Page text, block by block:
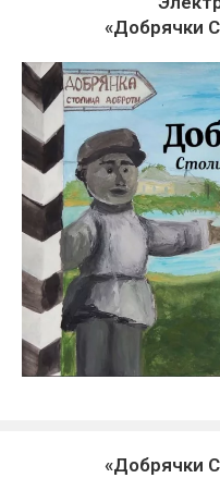
«Добрячки
«Добрячки